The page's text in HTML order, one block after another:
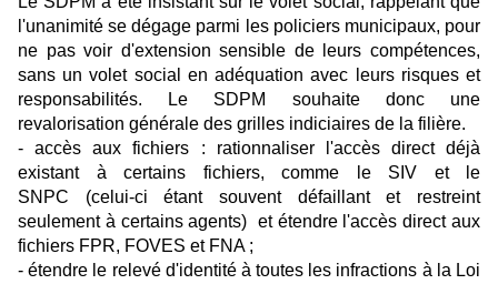
l'unanimité se dégage parmi les policiers municipaux, pour
ne pas voir d'extension sensible de leurs compétences,
sans un volet social en adéquation avec leurs risques et
responsabilités. Le SDPM souhaite donc une
revalorisation générale des grilles indiciaires de la filière.
- accès aux fichiers : rationnaliser l'accès direct déjà
existant à certains fichiers, comme le SIV et le
SNPC (celui-ci étant souvent défaillant et restreint
seulement à certains agents) et étendre l'accès direct aux
fichiers FPR, FOVES et FNA ;
- étendre le relevé d'identité à toutes les infractions à la Loi